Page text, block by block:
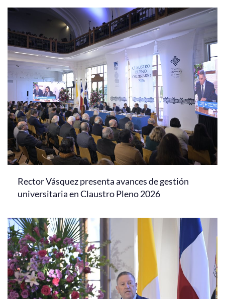
Rector Vásquez presenta avances de gestión
universitaria en Claustro Pleno 2026